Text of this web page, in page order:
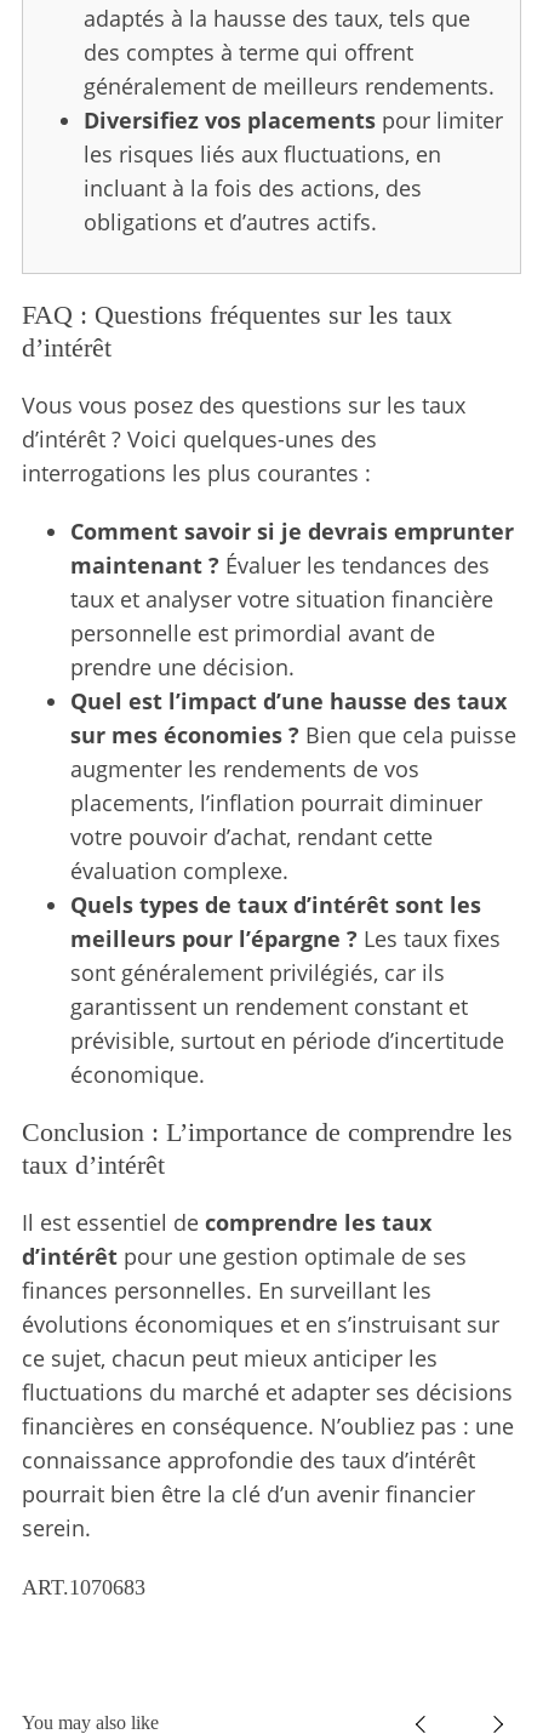
adaptés à la hausse des taux, tels que
des comptes à terme qui offrent
généralement de meilleurs rendements.
Diversifiez vos placementspour limiter
les risques liés aux fluctuations, en
incluant à la fois des actions, des
obligations et d’autres actifs.
FAQ : Questions fréquentes sur les taux
d’intérêt
Vous vous posez des questions sur les taux
d’intérêt ? Voici quelques-unes des
interrogations les plus courantes :
Comment savoir si je devrais emprunter
maintenant ? Évaluer les tendances des
taux et analyser votre situation financière
personnelle est primordial avant de
prendre une décision.
Quel est l’impact d’une hausse des taux
sur mes économies ? Bien que cela puisse
augmenter les rendements de vos
placements, l’inflation pourrait diminuer
votre pouvoir d’achat, rendant cette
évaluation complexe.
Quels types de taux d’intérêt sont les
meilleurs pour l’épargne ? Les taux fixes
sont généralement privilégiés, car ils
garantissent un rendement constant et
prévisible, surtout en période d’incertitude
économique.
Conclusion : L’importance de comprendre les
taux d’intérêt
Il est essentiel de comprendre les taux
d’intérêtpour une gestion optimale de ses
finances personnelles. En surveillant les
évolutions économiques et en s’instruisant sur
ce sujet, chacun peut mieux anticiper les
fluctuations du marché et adapter ses décisions
financières en conséquence. N’oubliez pas : une
connaissance approfondie des taux d’intérêt
pourrait bien être la clé d’un avenir financier
serein.
ART.1070683
You may also like